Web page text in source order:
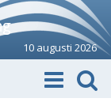
10 augusti 2026